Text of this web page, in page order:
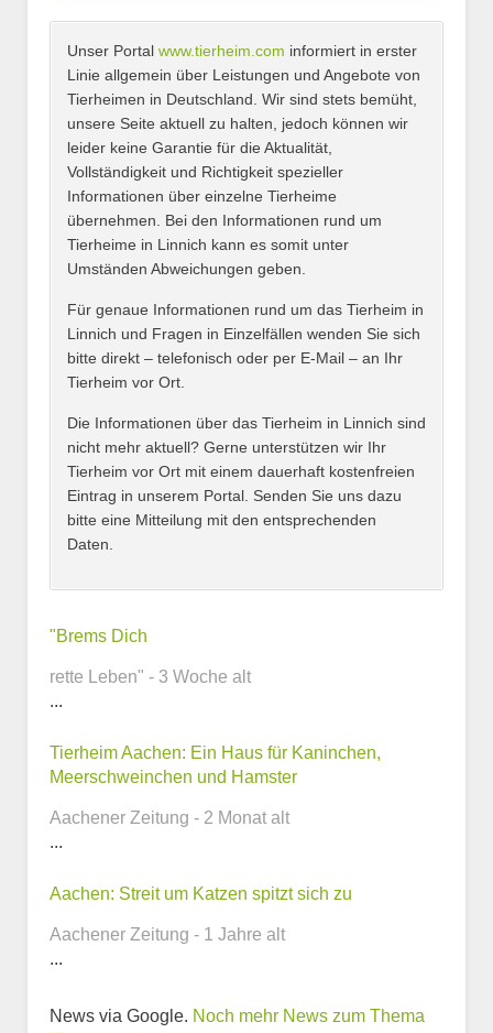
Name*
E-Mail*
Name des Tierheims*
Kontaktmöglichkeiten
Webseite
Unser Portal www.tierheim.com informiert in erster
Linie allgemein über Leistungen und Angebote von
Tierheimen in Deutschland. Wir sind stets bemüht,
unsere Seite aktuell zu halten, jedoch können wir
leider keine Garantie für die Aktualität,
Vollständigkeit und Richtigkeit spezieller
Informationen über einzelne Tierheime
übernehmen. Bei den Informationen rund um
Tierheime in Linnich kann es somit unter
Umständen Abweichungen geben.
Für genaue Informationen rund um das Tierheim in
Linnich und Fragen in Einzelfällen wenden Sie sich
bitte direkt – telefonisch oder per E-Mail – an Ihr
Tierheim vor Ort.
Die Informationen über das Tierheim in Linnich sind
nicht mehr aktuell? Gerne unterstützen wir Ihr
Tierheim vor Ort mit einem dauerhaft kostenfreien
Eintrag in unserem Portal. Senden Sie uns dazu
bitte eine Mitteilung mit den entsprechenden
Daten.
"Brems Dich
rette Leben" - 3 Woche alt
...
Tierheim Aachen: Ein Haus für Kaninchen,
Meerschweinchen und Hamster
Aachener Zeitung - 2 Monat alt
...
Aachen: Streit um Katzen spitzt sich zu
Aachener Zeitung - 1 Jahre alt
...
News via Google. Noch mehr News zum Thema